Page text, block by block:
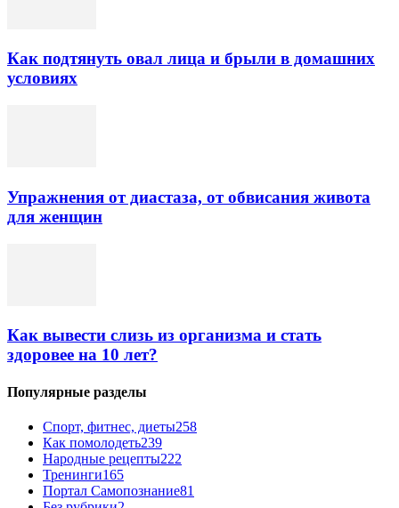
Как подтянуть овал лица и брыли в домашних
условиях
Упражнения от диастаза, от обвисания живота
для женщин
Как вывести слизь из организма и стать
здоровее на 10 лет?
Популярные разделы
Спорт, фитнес, диеты258
Как помолодеть239
Народные рецепты222
Тренинги165
Портал Самопознание81